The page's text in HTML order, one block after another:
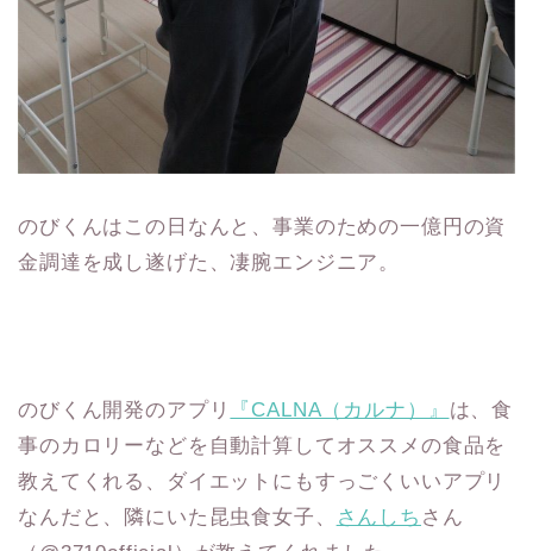
のびくんはこの日なんと、事業のための一億円の資
金調達を成し遂げた、凄腕エンジニア。
のびくん開発のアプリ 『CALNA（カルナ）』 は、食
事のカロリーなどを自動計算してオススメの食品を
教えてくれる、ダイエットにもすっごくいいアプリ
なんだと、隣にいた昆虫食女子、
さんしち さん